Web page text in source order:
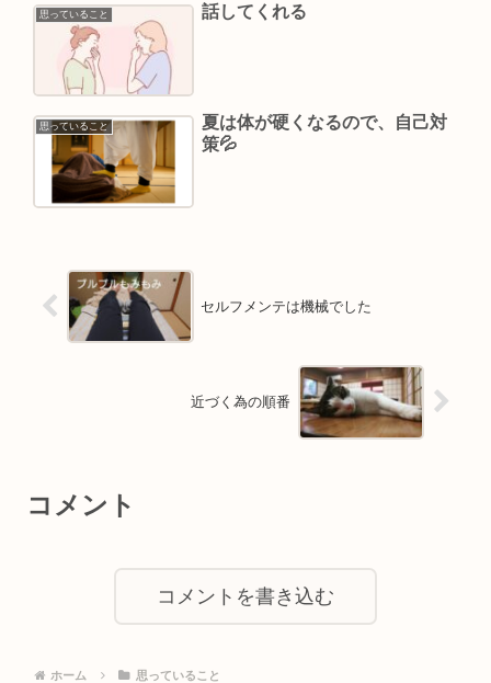
思っていること 話してくれる
思っていること
夏は体が硬くなるので、自己対
策💦
セルフメンテは機械でした
近づく為の順番
コメント
コメントを書き込む
ホーム 思っていること